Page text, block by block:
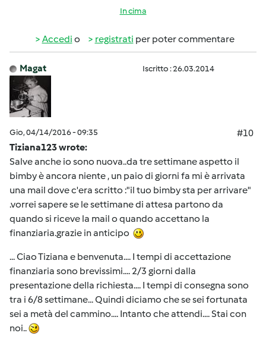
In cima
Accedi o registrati per poter commentare
Magat Iscritto : 26.03.2014
Gio, 04/14/2016 - 09:35
#10
Tiziana123 wrote:
Salve anche io sono nuova..da tre settimane aspetto il
bimby è ancora niente , un paio di giorni fa mi è arrivata
una mail dove c'era scritto :"il tuo bimby sta per arrivare"
.vorrei sapere se le settimane di attesa partono da
quando si riceve la mail o quando accettano la
finanziaria.grazie in anticipo
... Ciao Tiziana e benvenuta.... I tempi di accettazione
finanziaria sono brevissimi.... 2/3 giorni dalla
presentazione della richiesta.... I tempi di consegna sono
tra i 6/8 settimane... Quindi diciamo che se sei fortunata
sei a metà del cammino.... Intanto che attendi.... Stai con
noi..